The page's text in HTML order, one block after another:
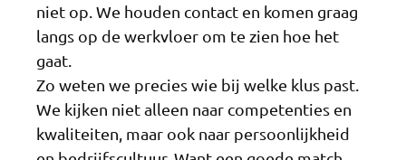
niet op. We houden contact en komen graag
langs op de werkvloer om te zien hoe het
gaat.
Zo weten we precies wie bij welke klus past.
We kijken niet alleen naar competenties en
kwaliteiten, maar ook naar persoonlijkheid